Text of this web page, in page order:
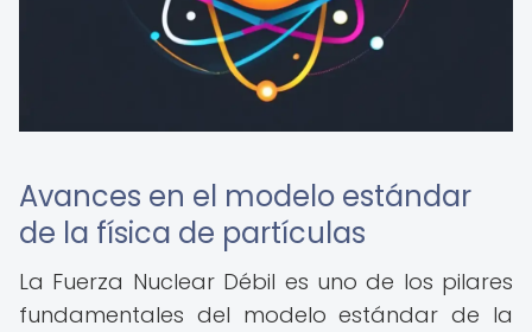
Avances en el modelo estándar
de la física de partículas
La Fuerza Nuclear Débil es uno de los pilares
fundamentales del modelo estándar de la